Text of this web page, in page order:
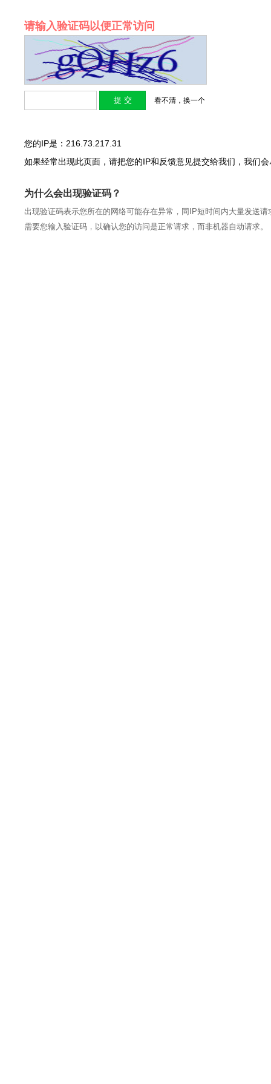
请输入验证码以便正常访问
看不清，换一个
您的IP是：216.73.217.31
如果经常出现此页面，请把您的IP和反馈意见提交给我们，我们
为什么会出现验证码？
出现验证码表示您所在的网络可能存在异常，同IP短时间内大量发送
需要您输入验证码，以确认您的访问是正常请求，而非机器自动请求。